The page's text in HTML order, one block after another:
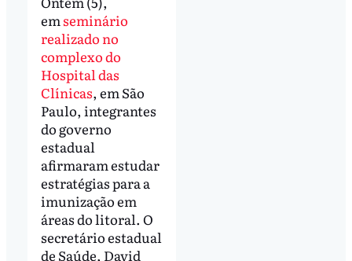
em seminário
realizado no
complexo do
Hospital das
Clínicas, em São
Paulo, integrantes
do governo
estadual
afirmaram estudar
estratégias para a
imunização em
áreas do litoral. O
secretário estadual
de Saúde, David